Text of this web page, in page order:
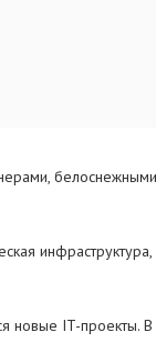
новые IT-проекты.